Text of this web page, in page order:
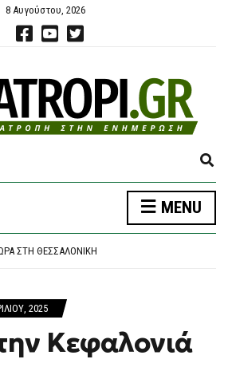
8 Αυγούστου, 2026
E
P
N
MENU
ΑΡΝΑΟΎΤΟΓΛΟΥ: «ΌΤΑΝ Η ΜΕΣΌΓΕΙΟΣ ΦΤΆΝΕΙ ΤΟΥΣ 33 ΒΑΘΜΟΎΣ, ΤΙ ΣΗΜΑΊΝΕΙ ΠΡΑΓΜΑΤΙΚΆ;»
ΣΤΗ ΘΕΣΣΑΛΟΝΊΚΗ
2025
Κεφαλονιά